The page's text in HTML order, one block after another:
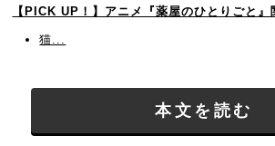
【PICK UP！】アニメ『薬屋のひとりごと』
猫...
本文を読む